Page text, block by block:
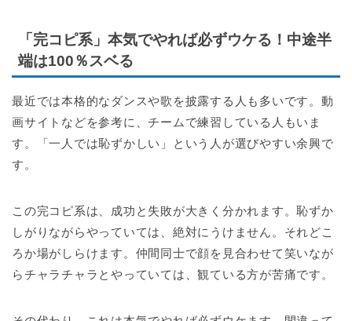
「完コピ系」本気でやれば必ずウケる！中途半
端は100％スベる
最近では本格的なダンスや歌を披露する人も多いです。動
画サイトなどを参考に、チームで練習している人もいま
す。「一人では恥ずかしい」という人が選びやすい余興で
す。
この完コピ系は、成功と失敗が大きく分かれます。恥ずか
しがりながらやっていては、絶対にうけません。それどこ
ろか場がしらけます。仲間同士で顔を見合わせて笑いなが
らチャラチャラとやっていては、観ている方が苦痛です。